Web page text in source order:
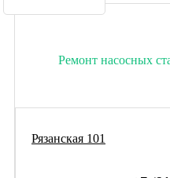
Ремонт насосных
Рязанская 101